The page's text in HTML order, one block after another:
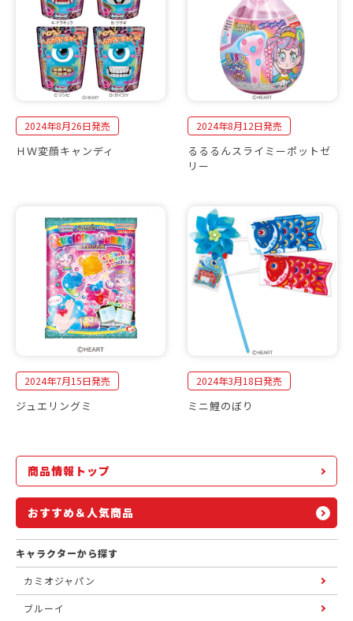
2024年8月26日発売
ＨＷ変顔キャンディ
2024年8月12日発売
るるるんスライミーポットゼ
リー
2024年7月15日発売
ジュエリングミ
2024年3月18日発売
ミニ鯉のぼり
商品情報トップ
おすすめ＆人気商品
キャラクターから探す
カミオジャパン
ブルーイ